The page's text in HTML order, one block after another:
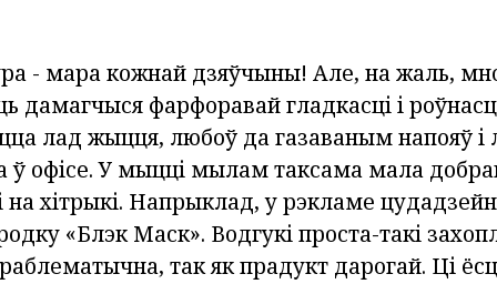
- мара кожнай дзяўчыны! Але, на жаль,
фарфоравай гладкасці і
лад жыцця, любоў да газаваным напояў і
ў офісе. У мыцці мылам таксама мала
на хітрыкі. Напрыклад, у рэкламе
«Блэк Маск». Водгукі проста-такі
так як прадукт дарогай. Ці